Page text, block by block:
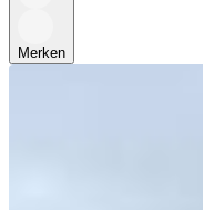
Merken